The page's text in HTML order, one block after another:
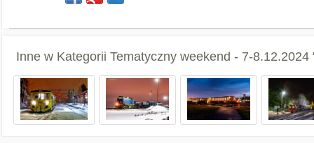
Inne w Kategorii Tematyczny weekend - 7-8.12.2024